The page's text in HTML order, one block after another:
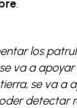
.
los
va a apoyar
se va a
detectar